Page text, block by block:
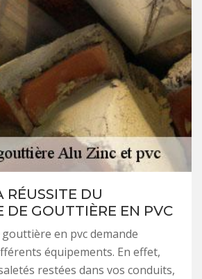
RÉUSSITE DU
DE GOUTTIÈRE EN PVC
en pvc demande
équipements. En effet,
restées dans vos conduits,